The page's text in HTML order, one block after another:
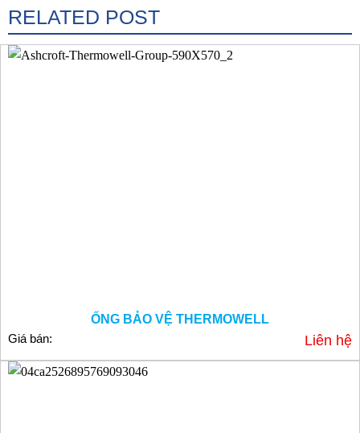
RELATED POST
ỐNG BẢO VỆ THERMOWELL
Giá bán:
Liên hệ